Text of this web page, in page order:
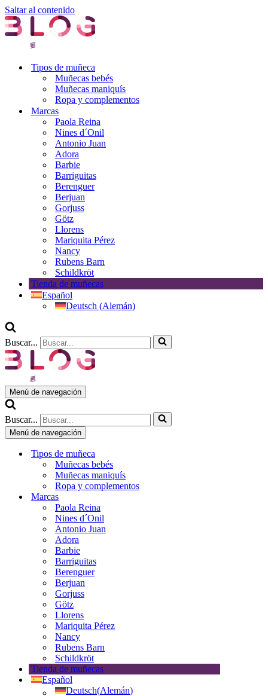
Saltar al contenido
Tipos de muñeca
Muñecas bebés
Muñecas maniquís
Ropa y complementos
Marcas
Paola Reina
Nines d´Onil
Antonio Juan
Adora
Barbie
Barriguitas
Berenguer
Berjuan
Gorjuss
Götz
Llorens
Mariquita Pérez
Nancy
Rubens Barn
Schildkröt
Tienda de muñecas
Español
Deutsch (Alemán)
Buscar...
Menú de navegación
Buscar...
Menú de navegación
Tipos de muñeca
Muñecas bebés
Muñecas maniquís
Ropa y complementos
Marcas
Paola Reina
Nines d´Onil
Antonio Juan
Adora
Barbie
Barriguitas
Berenguer
Berjuan
Gorjuss
Götz
Llorens
Mariquita Pérez
Nancy
Rubens Barn
Schildkröt
Tienda de muñecas
Español
Deutsch(Alemán)